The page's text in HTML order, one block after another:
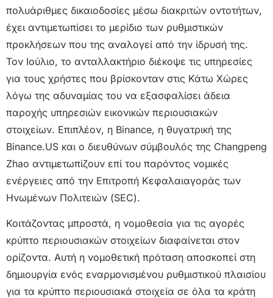
πολυάριθμες δικαιοδοσίες μέσω διακριτών οντοτήτων,
έχει αντιμετωπίσει το μερίδιο των ρυθμιστικών
προκλήσεων που της αναλογεί από την ίδρυσή της.
Τον Ιούλιο, το ανταλλακτήριο διέκοψε τις υπηρεσίες
για τους χρήστες που βρίσκονταν στις Κάτω Χώρες
λόγω της αδυναμίας του να εξασφαλίσει άδεια
παροχής υπηρεσιών εικονικών περιουσιακών
στοιχείων. Επιπλέον, η Binance, η θυγατρική της
Binance.US και ο διευθύνων σύμβουλός της Changpeng
Zhao αντιμετωπίζουν επί του παρόντος νομικές
ενέργειες από την Επιτροπή Κεφαλαιαγοράς των
Ηνωμένων Πολιτειών (SEC).
Κοιτάζοντας μπροστά, η νομοθεσία για τις αγορές
κρύπτο περιουσιακών στοιχείων διαφαίνεται στον
ορίζοντα. Αυτή η νομοθετική πρόταση αποσκοπεί στη
δημιουργία ενός εναρμονισμένου ρυθμιστικού πλαισίου
για τα κρύπτο περιουσιακά στοιχεία σε όλα τα κράτη